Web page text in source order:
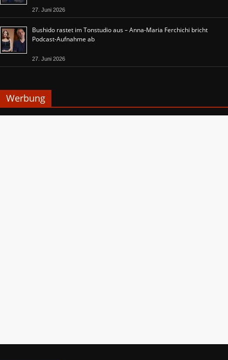
27. Juni 2026
Bushido rastet im Tonstudio aus – Anna-Maria Ferchichi bricht
Podcast-Aufnahme ab
27. Juni 2026
Werbung